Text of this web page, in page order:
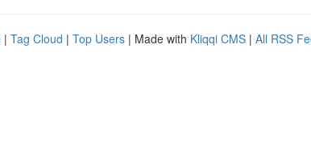
| Tag Cloud | Top Users | Made with Kliqqi CMS | All RSS